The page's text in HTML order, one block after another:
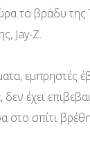
το βράδυ της
Jay-Z.
εμπρηστές
έχει
στο σπίτι